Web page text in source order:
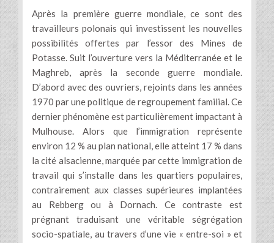
Après la première guerre mondiale, ce sont des
travailleurs polonais qui investissent les nouvelles
possibilités offertes par l’essor des Mines de
Potasse. Suit l’ouverture vers la Méditerranée et le
Maghreb, après la seconde guerre mondiale.
D’abord avec des ouvriers, rejoints dans les années
1970 par une politique de regroupement familial. Ce
dernier phénomène est particulièrement impactant à
Mulhouse. Alors que l’immigration représente
environ 12 % au plan national, elle atteint 17 % dans
la cité alsacienne, marquée par cette immigration de
travail qui s’installe dans les quartiers populaires,
contrairement aux classes supérieures implantées
au Rebberg ou à Dornach. Ce contraste est
prégnant traduisant une véritable ségrégation
socio-spatiale, au travers d’une vie « entre-soi » et